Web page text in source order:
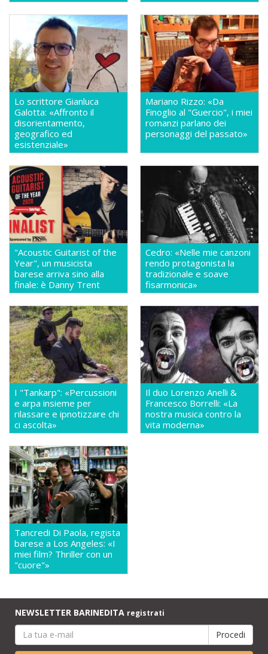
Lo scrittore Gianluca
Galotta: «Affronto il
disorientamento,
geografico ed
esistenziale»
Mariano Rizzo: «Da
Finoglio al "Guercio", i miei
romanzi parlano dei
personaggi del passato»
"Acoustic Guitarist of the
Year", un musicista
barese arriva sino alla
finale: è Danny Trent
Cedro: «Nelle mie canzoni
rendo protagonista la
tradizionale e soave
fisarmonica»
I "Tankarp": «Percussioni
e arpa insieme per
rilassare e ipnotizzare chi
ci ascolta»
Il duo Lorenzo Anelli &
Francesco Borrelli: «La
nostra musica contro la
vita moderna»
Tancredi Di Paola, regista
barese a Los Angeles: «I
miei film? Thriller con un
"cuore"»
NEWSLETTER BARINEDITA registrati